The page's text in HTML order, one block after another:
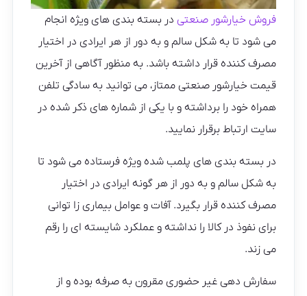
فروش خیارشور صنعتی در بسته بندی های ویژه انجام
می شود تا به شکل سالم و به دور از هر ایرادی در اختیار
مصرف کننده قرار داشته باشد. به منظور آگاهی از آخرین
قیمت خیارشور صنعتی ممتاز، می توانید به سادگی تلفن
همراه خود را برداشته و با یکی از شماره های ذکر شده در
سایت ارتباط برقرار نمایید.
در بسته بندی های پلمب شده ویژه فرستاده می شود تا
به شکل سالم و به دور از هر گونه ایرادی در اختیار
مصرف کننده قرار بگیرد. آفات و عوامل بیماری زا توانی
برای نفوذ در کالا را نداشته و عملکرد شایسته ای را رقم
می زند.
سفارش دهی غیر حضوری مقرون به صرفه بوده و از